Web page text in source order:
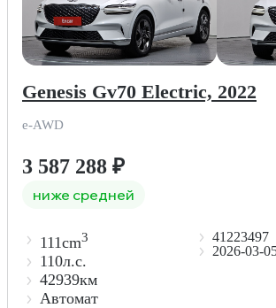
Genesis Gv70 Electric, 2022
e-AWD
3 587 288 ₽
ниже средней
111cm3
110л.с.
42939км
Автомат
41223497
2026-03-